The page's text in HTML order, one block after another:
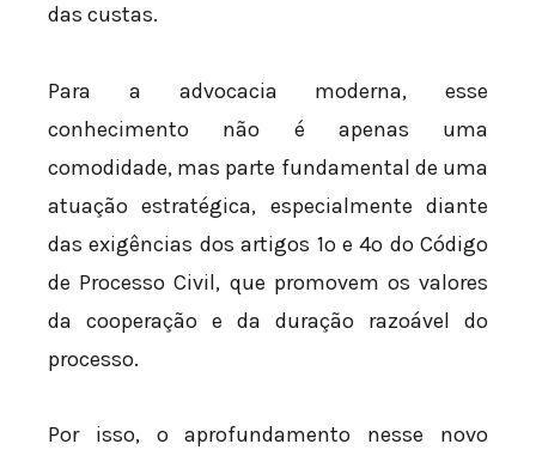
das custas.
Para a advocacia moderna, esse
conhecimento não é apenas uma
comodidade, mas parte fundamental de uma
atuação estratégica, especialmente diante
das exigências dos artigos 1º e 4º do Código
de Processo Civil, que promovem os valores
da cooperação e da duração razoável do
processo.
Por isso, o aprofundamento nesse novo